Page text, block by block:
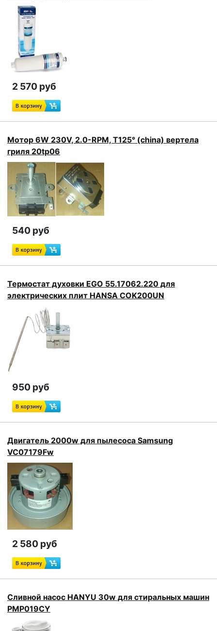
2 570 руб
Мотор 6W 230V, 2.0-RPM, T125° (china) вертела
гриля 20tp06
540 руб
Термостат духовки EGO 55.17062.220 для
электрических плит HANSA COK200UN
950 руб
Двигатель 2000w для пылесоса Samsung
VC07179Fw
2 580 руб
Сливной насос HANYU 30w для стиральных машин
PMP019CY